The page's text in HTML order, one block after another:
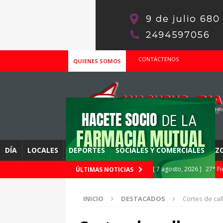
QUIENES SOMOS CONTÁCTENOS
DÍA LOCALES DEPORTES SOCIALES Y COMERCIALES
ÚLTIMAS NOTICIAS [ 7 agosto, 2026 ] 27°
[ 7 agosto, 2026 ]
Viernes 7 de Agosto
INICIO DESTACADOS Cortes de